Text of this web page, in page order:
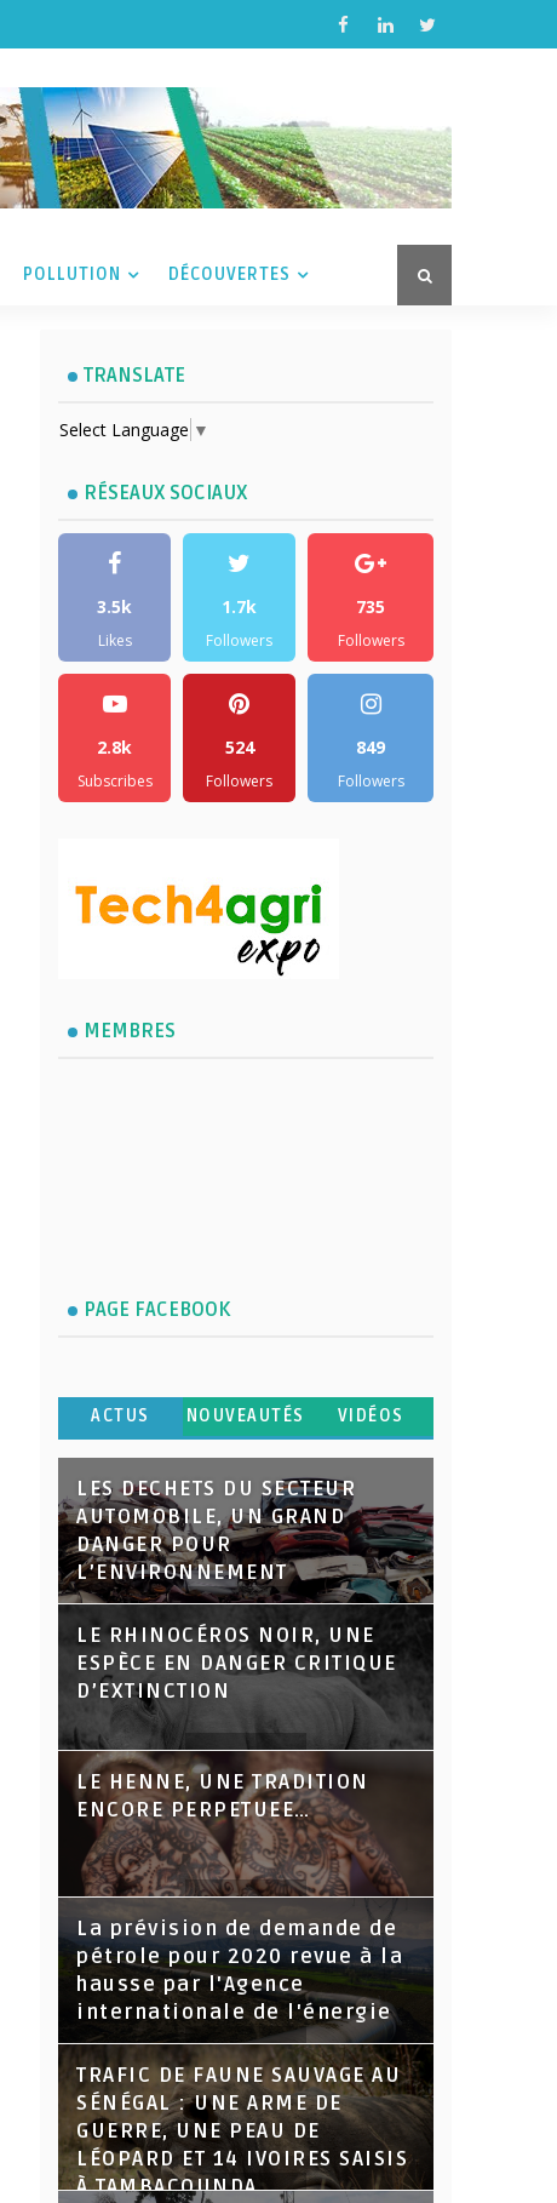
POLLUTION DÉCOUVERTES
TRANSLATE
Select Language ▼
RÉSEAUX SOCIAUX
3.5k
Likes
1.7k
Followers
735
Followers
2.8k
Subscribes
524
Followers
849
Followers
MEMBRES
PAGE FACEBOOK
ACTUS NOUVEAUTÉS VIDÉOS
LES DECHETS DU SECTEUR
AUTOMOBILE, UN GRAND
DANGER POUR
L’ENVIRONNEMENT
LE RHINOCÉROS NOIR, UNE
ESPÈCE EN DANGER CRITIQUE
D’EXTINCTION
LE HENNE, UNE TRADITION
ENCORE PERPETUEE…
La prévision de demande de
pétrole pour 2020 revue à la
hausse par l'Agence
internationale de l'énergie
TRAFIC DE FAUNE SAUVAGE AU
SÉNÉGAL : UNE ARME DE
GUERRE, UNE PEAU DE
LÉOPARD ET 14 IVOIRES SAISIS
À TAMBACOUNDA